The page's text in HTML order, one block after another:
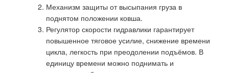
Механизм защиты от высыпания груза в
поднятом положении ковша.
Регулятор скорости гидравлики гарантирует
повышенное тяговое усилие, снижение времени
цикла, легкость при преодолении подъёмов. В
единицу времени можно поднимать и